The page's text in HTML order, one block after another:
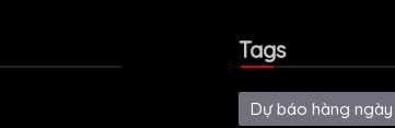
Tags
Dự báo hàng ngày